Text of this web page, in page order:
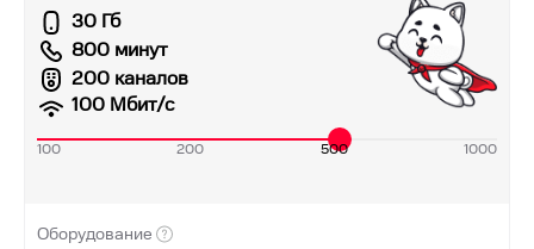
30 Гб
800 минут
200 каналов
100 Мбит/с
100 200 500 1000
Оборудование